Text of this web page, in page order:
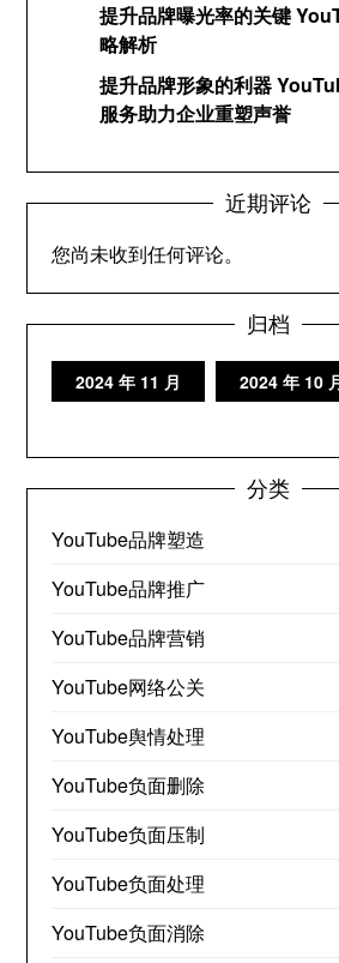
提升品牌曝光率的关键
略解析
提升品牌形象的利器
服务助力企业重塑声誉
近期评论
您尚未收到任何评论。
归档
2024 年 11 月 2024 年 10
分类
YouTube品牌塑造
YouTube品牌推广
YouTube品牌营销
YouTube网络公关
YouTube舆情处理
YouTube负面删除
YouTube负面压制
YouTube负面处理
YouTube负面消除